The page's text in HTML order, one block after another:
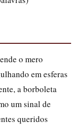
o mero
em esferas
a borboleta
um sinal de
queridos